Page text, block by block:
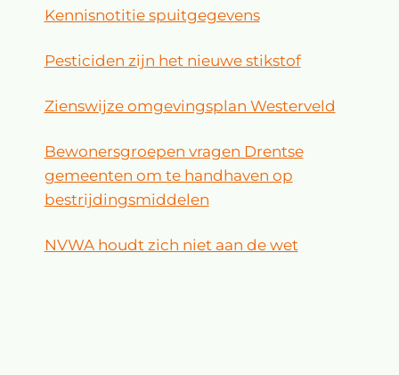
Kennisnotitie spuitgegevens
Pesticiden zijn het nieuwe stikstof
Zienswijze omgevingsplan Westerveld
Bewonersgroepen vragen Drentse
gemeenten om te handhaven op
bestrijdingsmiddelen
NVWA houdt zich niet aan de wet